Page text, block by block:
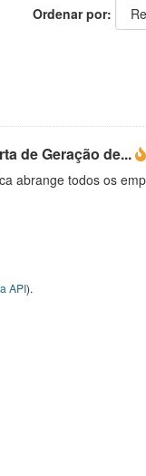
Ordenar por
de Geração de...
abrange todos os
API).